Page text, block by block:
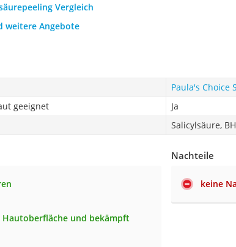
Vergleich
weitere Angebote
Paula's Choice
geeignet
Ja
Salicylsäure,
und bekämpft
Nachteile
keine